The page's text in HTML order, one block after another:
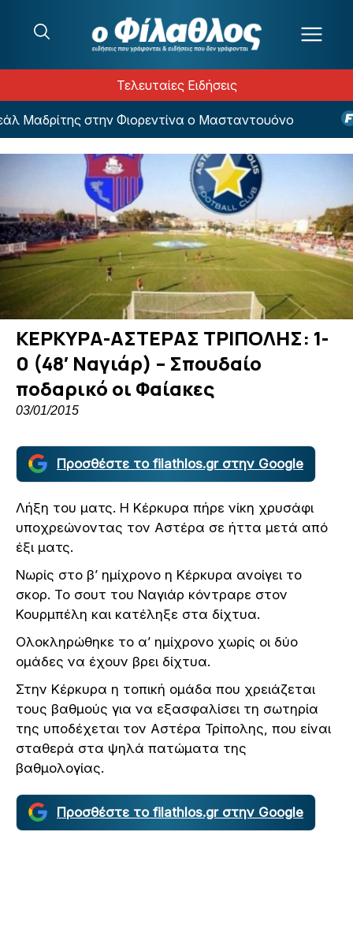
Τελευταίες Ειδήσεις
στην Φιορεντίνα ο Μασταντουόνο
ΚΕΡΚΥΡΑ-ΑΣΤΕΡΑΣ ΤΡΙΠΟΛΗΣ: 1-
0 (48′ Ναγιάρ) – Σπουδαίο
ποδαρικό οι Φαίακες
03/01/2015
Προσθέστε το filathlos.gr στην Google
Λήξη του ματς. Η Κέρκυρα πήρε νίκη χρυσάφι
υποχρεώνοντας τον Αστέρα σε ήττα μετά από
έξι ματς.
Νωρίς στο β’ ημίχρονο η Κέρκυρα ανοίγει το
σκορ. Το σουτ του Ναγιάρ κόντραρε στον
Κουρμπέλη και κατέληξε στα δίχτυα.
Ολοκληρώθηκε το α’ ημίχρονο χωρίς οι δύο
ομάδες να έχουν βρει δίχτυα.
Στην Κέρκυρα η τοπική ομάδα που χρειάζεται
τους βαθμούς για να εξασφαλίσει τη σωτηρία
της υποδέχεται τον Αστέρα Τρίπολης, που είναι
σταθερά στα ψηλά πατώματα της
βαθμολογίας.
Προσθέστε το filathlos.gr στην Google